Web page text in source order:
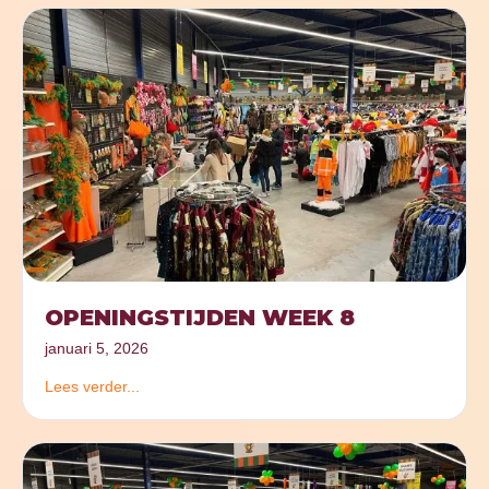
OPENINGSTIJDEN WEEK 8
januari 5, 2026
Lees verder...